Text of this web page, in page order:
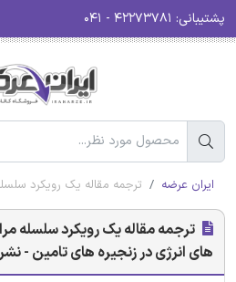
پشتیبانی:
ایران عرضه ترجمه مقاله یک رویکرد
ترجمه مقاله یک رویکرد سلسله
های انرژی در زنجیره های تامین -